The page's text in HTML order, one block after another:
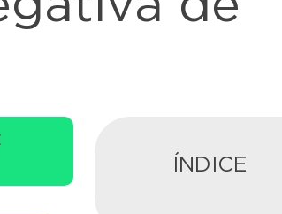
ÍNDICE